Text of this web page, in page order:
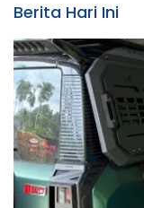
Berita Hari Ini